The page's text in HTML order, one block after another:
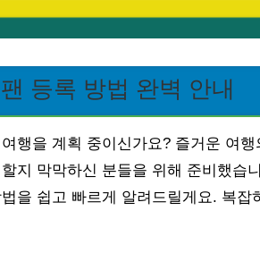
등록 방법 완벽 안내
행을 계획 중이신가요? 즐거운 여
지 막막하신 분들을 위해 준비했습
을 쉽고 빠르게 알려드릴게요. 복잡